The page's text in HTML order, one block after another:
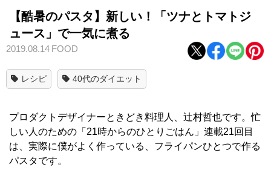
【酷暑のパスタ】新しい！「ツナとトマトジ
ュース」で一気に煮る
2019.08.14 FOOD
レシピ 40代のダイエット
プロダクトデザイナーときどき料理人、辻村哲也です。忙
しい人のための「21時からのひとりごはん」連載21回目
は、実際に僕がよく作っている、フライパンひとつで作る
パスタです。